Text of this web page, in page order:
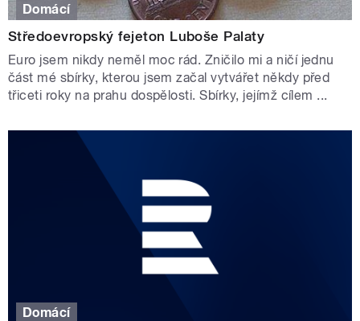
Domácí
Středoevropský fejeton Luboše Palaty
Euro jsem nikdy neměl moc rád. Zničilo mi a ničí jednu
část mé sbírky, kterou jsem začal vytvářet někdy před
třiceti roky na prahu dospělosti. Sbírky, jejímž cílem ...
Domácí